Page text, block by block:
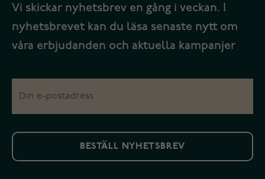
Vi skickar nyhetsbrev en gång i veckan. I
nyhetsbrevet kan du läsa senaste nytt om
våra erbjudanden och aktuella kampanjer
BESTÄLL NYHETSBREV